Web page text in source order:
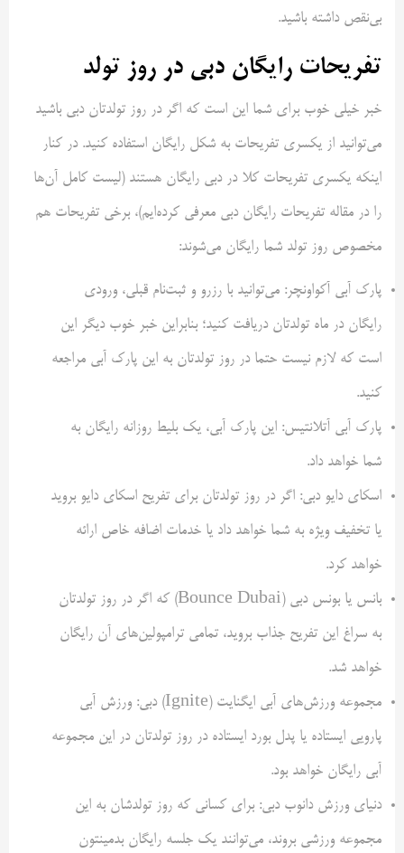
بی‌نقص داشته باشید.
تفریحات رایگان دبی در روز تولد
خبر خیلی خوب برای شما این است که اگر در روز تولدتان دبی باشید
می‌توانید از یکسری تفریحات به شکل رایگان استفاده کنید. در کنار
اینکه یکسری تفریحات کلا در دبی رایگان هستند (لیست کامل آن‌ها
را در مقاله تفریحات رایگان دبی معرفی کرده‌ایم)، برخی تفریحات هم
مخصوص روز تولد شما رایگان می‌شوند:
پارک آبی آکواونچر: می‌توانید با رزرو و ثبت‌نام قبلی، ورودی
رایگان در ماه تولدتان دریافت کنید؛ بنابراین خبر خوب دیگر این
است که لازم نیست حتما در روز تولدتان به این پارک آبی مراجعه
کنید.
پارک آبی آتلانتیس: این پارک آبی، یک بلیط روزانه رایگان به
شما خواهد داد.
اسکای دایو دبی: اگر در روز تولدتان برای تفریح اسکای دایو بروید
یا تخفیف ویژه به شما خواهد داد یا خدمات اضافه خاص ارائه
خواهد کرد.
بانس یا بونس دبی (Bounce Dubai) که اگر در روز تولدتان
به سراغ این تفریح جذاب بروید، تمامی ترامپولین‌های آن رایگان
خواهد شد.
مجموعه ورزش‌های آبی ایگنایت (Ignite) دبی: ورزش آبی
پارویی ایستاده یا پدل بورد ایستاده در روز تولدتان در این مجموعه
آبی رایگان خواهد بود.
دنیای ورزش دانوب دبی: برای کسانی که روز تولدشان به این
مجموعه ورزشی بروند، می‌توانند یک جلسه رایگان بدمینتون